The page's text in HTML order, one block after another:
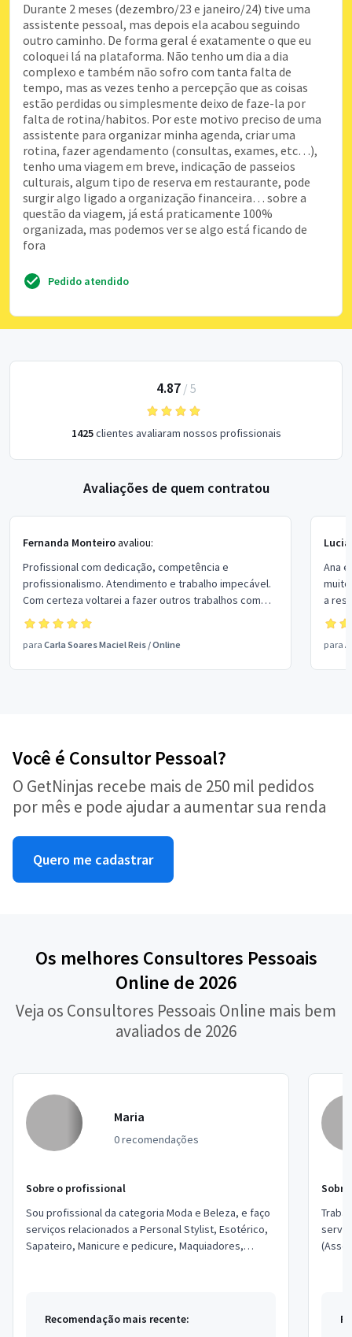
Durante 2 meses (dezembro/23 e janeiro/24) tive uma
assistente pessoal, mas depois ela acabou seguindo
outro caminho. De forma geral é exatamente o que eu
coloquei lá na plataforma. Não tenho um dia a dia
complexo e também não sofro com tanta falta de
tempo, mas as vezes tenho a percepção que as coisas
estão perdidas ou simplesmente deixo de faze-la por
falta de rotina/habitos. Por este motivo preciso de uma
assistente para organizar minha agenda, criar uma
rotina, fazer agendamento (consultas, exames, etc…),
tenho uma viagem em breve, indicação de passeios
culturais, algum tipo de reserva em restaurante, pode
surgir algo ligado a organização financeira… sobre a
questão da viagem, já está praticamente 100%
organizada, mas podemos ver se algo está ficando de
fora
Pedido atendido
4.87/ 5
1425clientes avaliaram nossos profissionais
Avaliações de quem contratou
Fernanda Monteiroavaliou:
Profissional com dedicação, competência e
profissionalismo. Atendimento e trabalho impecável.
Com certeza voltarei a fazer outros trabalhos com
ela.
para Carla Soares Maciel Reis /Online
Ana
a
para
Você é Consultor Pessoal?
O GetNinjas recebe mais de 250 mil pedidos
por mês e pode ajudar a aumentar sua renda
Quero me cadastrar
Os melhores Consultores Pessoais
Online de 2026
Veja os Consultores Pessoais Online mais bem
avaliados de 2026
Maria
0 recomendações
Sobre o profissional
Sou profissional da categoria Moda e Beleza, e faço
serviços relacionados a Personal Stylist, Esotérico,
Sapateiro, Manicure e pedicure, Maquiadores,
Recomendação mais recente: